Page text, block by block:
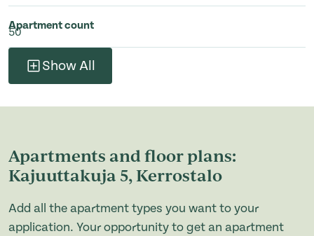
Apartment count
50
Show All
Apartments and floor plans:
Kajuuttakuja 5, Kerrostalo
Add all the apartment types you want to your
application. Your opportunity to get an apartment